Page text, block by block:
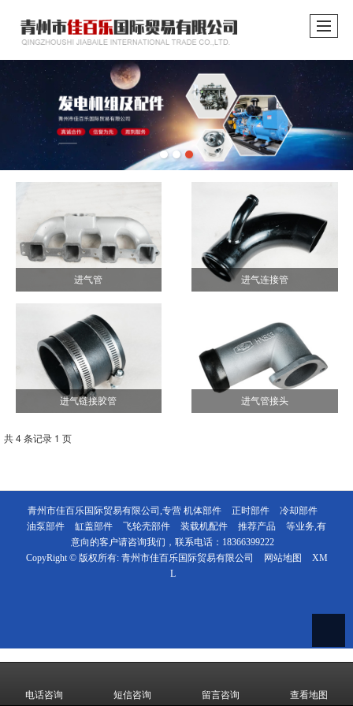
进气管 进气连接管
进气链接胶管 进气管接头
共 4 条记录 1 页
青州市佳百乐国际贸易有限公司,专营 机体部件 正时部件
冷却部件
油泵部件
缸盖部件 飞轮壳部件 装载机配件 推荐产品
等业务,有
意向的客户请咨询我们，联系电话： 18366399222
CopyRight © 版权所有: 青州市佳百乐国际贸易有限公司 网站地图
XM
L
电话咨询 短信咨询 留言咨询 查看地图